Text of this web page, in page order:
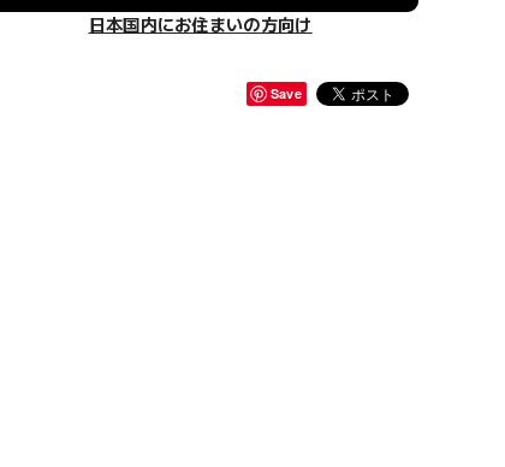
日本国内にお住まいの方向け
Save